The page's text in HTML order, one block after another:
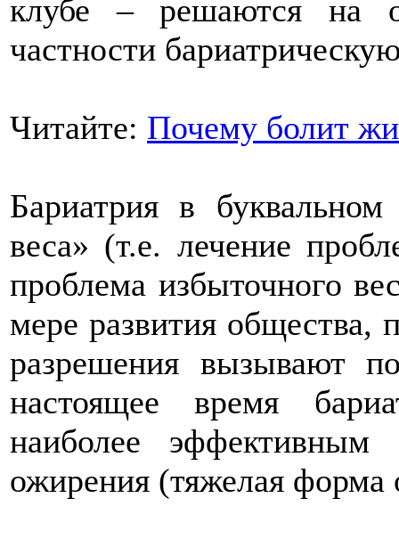
клубе – решаются на
частности
Читайте: Почему болит
Бариатрия в буквальном
веса» (т.е. лечение
проблема избыточного
мере развития общества,
разрешения вызывают
настоящее время
наиболее эффективным
ожирения (тяжелая